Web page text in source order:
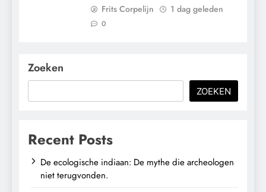
Frits Corpelijn 1 dag geleden
0
Zoeken
ZOEKEN
Recent Posts
De ecologische indiaan: De mythe die archeologen
niet terugvonden.